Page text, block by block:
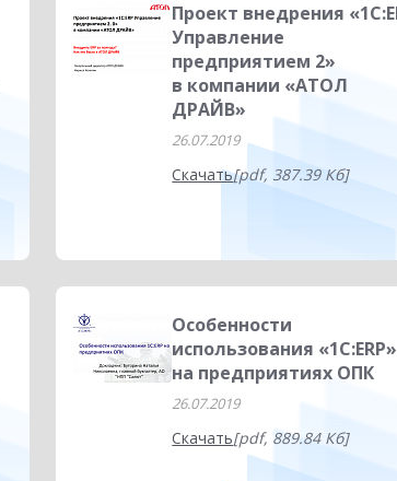
Проект внедрения
Управление
предприятием 2»
в компании «АТОЛ
ДРАЙВ»
26.07.2019
Скачать[pdf, 387.39 Кб]
Особенности
использования «1С:ERP»
на предприятиях ОПК
26.07.2019
Скачать[pdf, 889.84 Кб]